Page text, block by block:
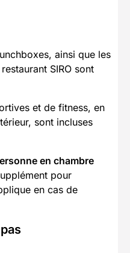
ainsi que les
SIRO sont
et de fitness, en
sont incluses
en chambre
pour
en cas de